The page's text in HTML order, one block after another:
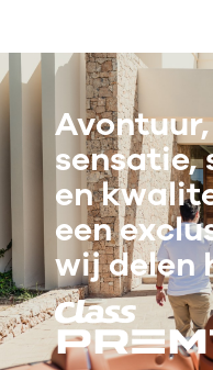
sensatie,
en
een
wij delen